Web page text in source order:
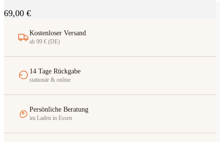
69,00 €
Kostenloser Versand
ab 99 € (DE)
14 Tage Rückgabe
stationär & online
Persönliche Beratung
im Laden in Essen